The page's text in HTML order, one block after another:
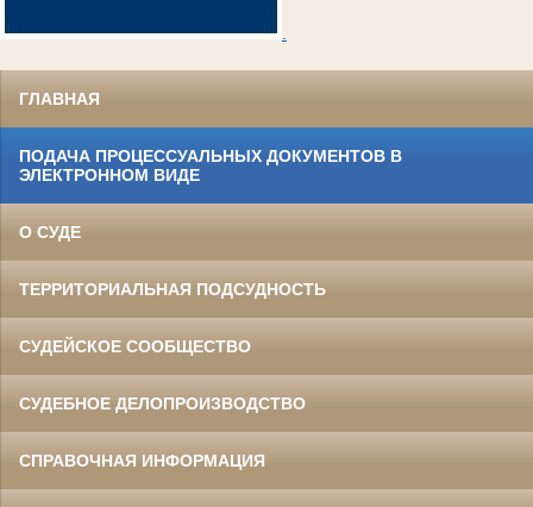
ГЛАВНАЯ
ПОДАЧА ПРОЦЕССУАЛЬНЫХ ДОКУМЕНТОВ В
ЭЛЕКТРОННОМ ВИДЕ
О СУДЕ
ТЕРРИТОРИАЛЬНАЯ ПОДСУДНОСТЬ
СУДЕЙСКОЕ СООБЩЕСТВО
СУДЕБНОЕ ДЕЛОПРОИЗВОДСТВО
СПРАВОЧНАЯ ИНФОРМАЦИЯ